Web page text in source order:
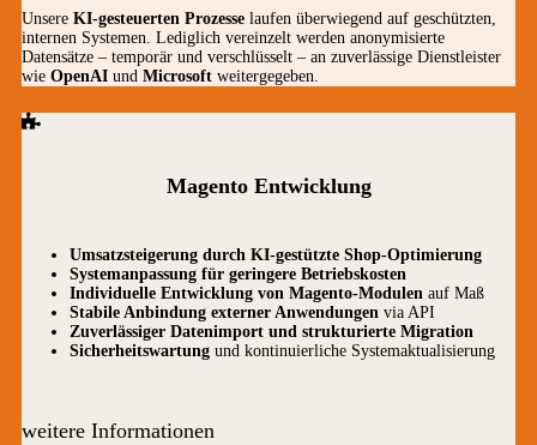
Unsere KI-gesteuerten Prozesse laufen überwiegend auf geschützten,
internen Systemen. Lediglich vereinzelt werden anonymisierte
Datensätze – temporär und verschlüsselt – an zuverlässige Dienstleister
wie OpenAI und Microsoft weitergegeben.
Magento Entwicklung
Umsatzsteigerung durch KI-gestützte Shop-Optimierung
Systemanpassung für geringere Betriebskosten
Individuelle Entwicklung von Magento-Modulen auf Maß
Stabile Anbindung externer Anwendungen via API
Zuverlässiger Datenimport und strukturierte Migration
Sicherheitswartung und kontinuierliche Systemaktualisierung
weitere Informationen